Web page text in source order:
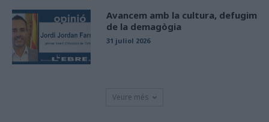
Avancem amb la cultura, defugim
de la demagògia
31 juliol 2026
Veure més